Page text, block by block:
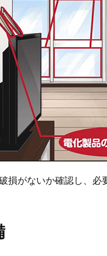
損がないか確認し、必